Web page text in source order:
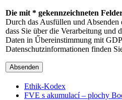
Die mit * gekennzeichneten
Durch das Ausfüllen und Absenden
dass Sie über die Verarbeitung und
Daten in Űbereinstimmung mit
Datenschutzinformationen finden
Absenden
Ethik-Kodex
FVE s akumulací – plochy